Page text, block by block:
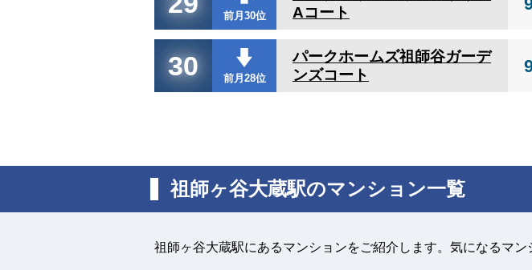
前月30位
Aコート
30 前月28位
パークホームズ祖師谷ガーデ
ンズコート
祖師ヶ谷大蔵駅のマンション一覧
祖師ヶ谷大蔵駅にあるマンションをご紹介します。気になるマ